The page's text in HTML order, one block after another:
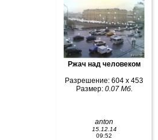
Ржач над человеком
Разрешение: 604 x 453
Размер: 0.07 Мб.
anton
15.12.14
09:52